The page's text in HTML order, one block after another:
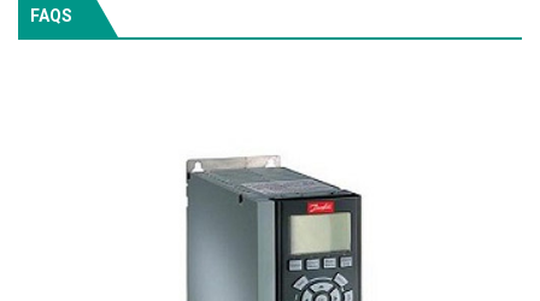
FAQS